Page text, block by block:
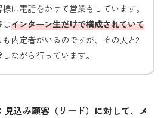
に電話をかけて営業もしています。
インターン生だけで構成されていて
内定者がいるのですが、その人と2
しながら行っています。
込み顧客（リード）に対して、メ